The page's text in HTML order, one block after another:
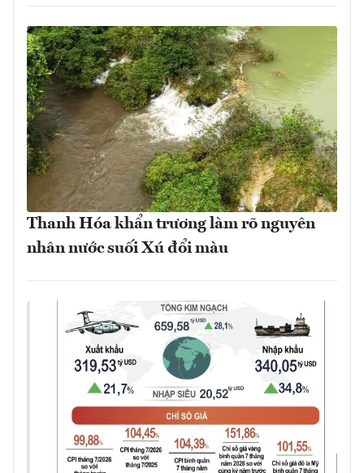
Thanh Hóa khẩn trương làm rõ nguyên
nhân nước suối Xú đổi màu